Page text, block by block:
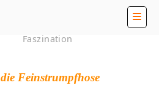
Faszination
Feinstrumpfhose